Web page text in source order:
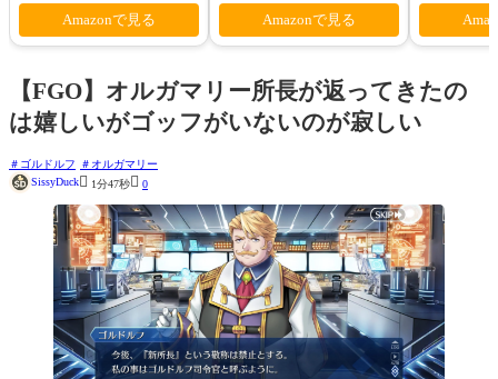
Amazonで見る
ァン シー
Amazonで見る
ンダー/オ
マー・プ
【FGO】オルガマリー所長が返ってきたの
は嬉しいがゴッフがいないのが寂しい
ゴルドルフ
オルガマリー
SissyDuck 1分47秒 0